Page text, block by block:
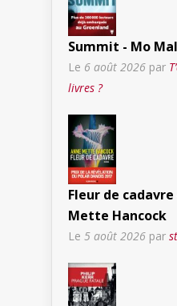
Summit - Mo
Le 6 août 2026 par
livres ?
Fleur de cadavre
Mette Hancock
Le 5 août 2026 par